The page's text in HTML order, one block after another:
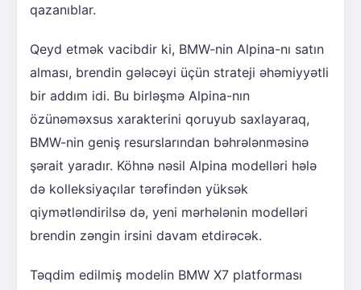
qazanıblar.
Qeyd etmək vacibdir ki, BMW-nin Alpina-nı satın
alması, brendin gələcəyi üçün strateji əhəmiyyətli
bir addım idi. Bu birləşmə Alpina-nın
özünəməxsus xarakterini qoruyub saxlayaraq,
BMW-nin geniş resurslarından bəhrələnməsinə
şərait yaradır. Köhnə nəsil Alpina modelləri hələ
də kolleksiyaçılar tərəfindən yüksək
qiymətləndirilsə də, yeni mərhələnin modelləri
brendin zəngin irsini davam etdirəcək.
Təqdim edilmiş modelin BMW X7 platforması